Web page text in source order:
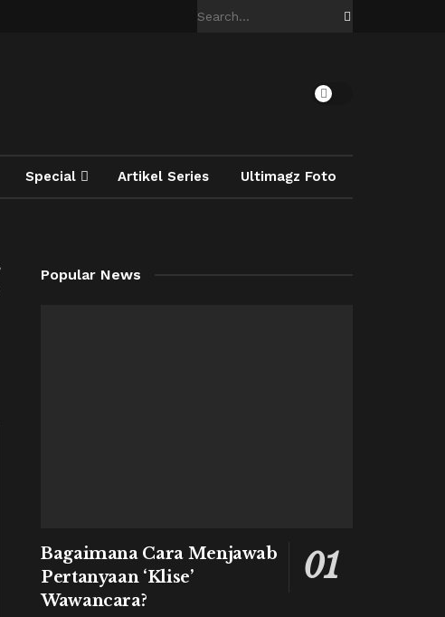
Special Artikel Series Ultimagz Foto
Popular News
Bagaimana Cara Menjawab
Pertanyaan ‘Klise’
Wawancara?